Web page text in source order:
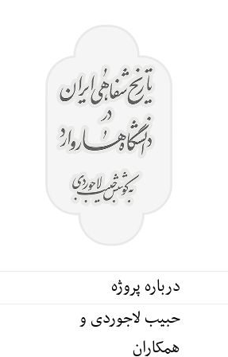
درباره پروژه
حبیب لاجوردی و
همکاران